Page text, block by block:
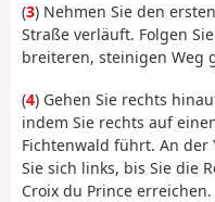
(3) Nehmen Sie den
Straße verläuft. Folgen
breiteren, steinigen Weg
(4) Gehen Sie rechts
indem Sie rechts auf
Fichtenwald führt. An der
Sie sich links, bis Sie die
Croix du Prince erreichen.